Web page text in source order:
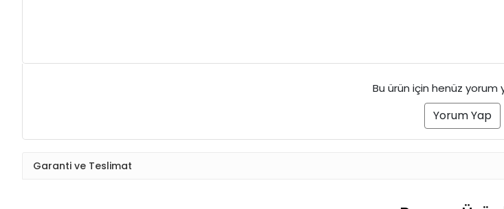
Bu ürün için henüz yorum
Yorum Yap
Garanti ve Teslimat